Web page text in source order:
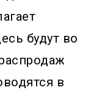
будут во
в